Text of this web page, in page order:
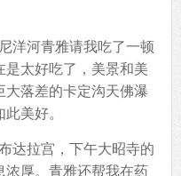
洋河青雅请我吃了一顿
太好吃了，美景和美
落差的卡定沟天佛瀑
美好。
达拉宫，下午大昭寺的
浓厚。青雅还帮我在药